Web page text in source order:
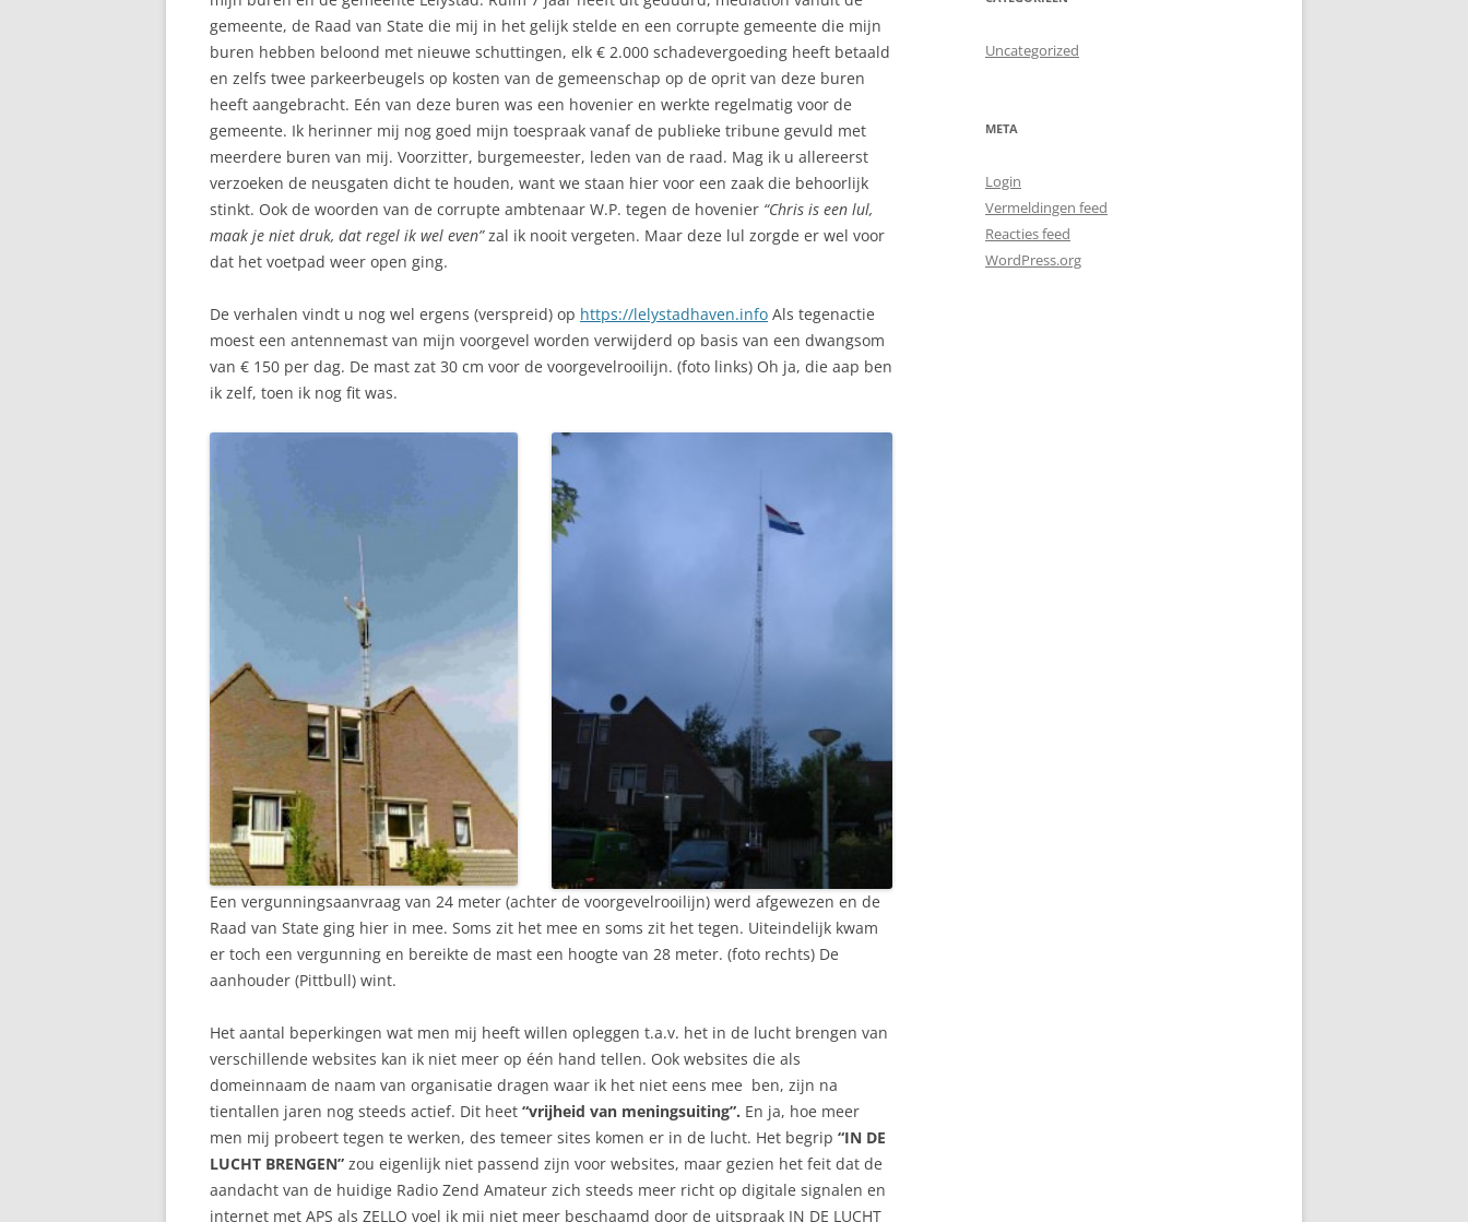
gemeente, de Raad van State die mij in het gelijk stelde en een corrupte gemeente die mijn
buren hebben beloond met nieuwe schuttingen, elk € 2.000 schadevergoeding heeft betaald
en zelfs twee parkeerbeugels op kosten van de gemeenschap op de oprit van deze buren
heeft aangebracht. Eén van deze buren was een hovenier en werkte regelmatig voor de
gemeente. Ik herinner mij nog goed mijn toespraak vanaf de publieke tribune gevuld met
meerdere buren van mij. Voorzitter, burgemeester, leden van de raad. Mag ik u allereerst
verzoeken de neusgaten dicht te houden, want we staan hier voor een zaak die behoorlijk
stinkt. Ook de woorden van de corrupte ambtenaar W.P. tegen de hovenier “Chris is een lul,
maak je niet druk, dat regel ik wel even”zal ik nooit vergeten. Maar deze lul zorgde er wel voor
dat het voetpad weer open ging.
De verhalen vindt u nog wel ergens (verspreid) op https://lelystadhaven.info Als tegenactie
moest een antennemast van mijn voorgevel worden verwijderd op basis van een dwangsom
van € 150 per dag. De mast zat 30 cm voor de voorgevelrooilijn. (foto links) Oh ja, die aap ben
ik zelf, toen ik nog fit was.
Een vergunningsaanvraag van 24 meter (achter de voorgevelrooilijn) werd afgewezen en de
Raad van State ging hier in mee. Soms zit het mee en soms zit het tegen. Uiteindelijk kwam
er toch een vergunning en bereikte de mast een hoogte van 28 meter. (foto rechts) De
aanhouder (Pittbull) wint.
Het aantal beperkingen wat men mij heeft willen opleggen t.a.v. het in de lucht brengen van
verschillende websites kan ik niet meer op één hand tellen. Ook websites die als
domeinnaam de naam van organisatie dragen waar ik het niet eens mee ben, zijn na
tientallen jaren nog steeds actief. Dit heet “vrijheid van meningsuiting”. En ja, hoe meer
men mij probeert tegen te werken, des temeer sites komen er in de lucht. Het begrip “IN DE
LUCHT BRENGEN” zou eigenlijk niet passend zijn voor websites, maar gezien het feit dat de
aandacht van de huidige Radio Zend Amateur zich steeds meer richt op digitale signalen en
internet met APS als ZELLO voel ik mij niet meer beschaamd door de uitspraak IN DE LUCHT
Uncategorized
META
Login
Vermeldingen feed
Reacties feed
WordPress.org